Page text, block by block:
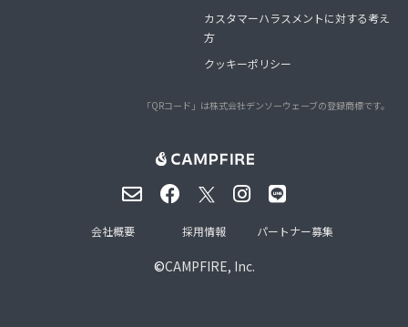
カスタマーハラスメントに対する考え
方
クッキーポリシー
「QRコード」は株式会社デンソーウェーブの登録商標です。
©CAMPFIRE, Inc.
会社概要 採用情報 パートナー募集